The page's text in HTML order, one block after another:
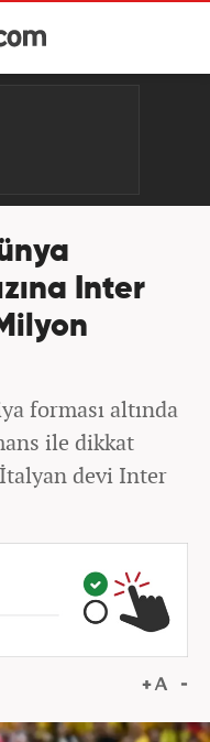
Inter
forması altında
ile dikkat
devi Inter